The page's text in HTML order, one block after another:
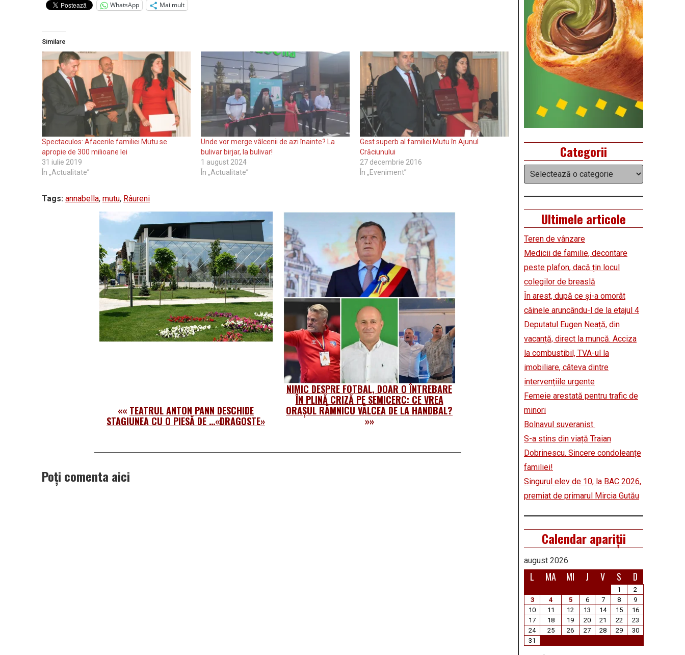
WhatsApp
Mai mult
Similare
Spectaculos: Afacerile familiei Mutu se
apropie de 300 milioane lei
31 iulie 2019
În „Actualitate”
Unde vor merge vâlcenii de azi înainte? La
bulivar birjar, la bulivar!
1 august 2024
În „Actualitate”
Gest superb al familiei Mutu în Ajunul
Crăciunului
27 decembrie 2016
În „Eveniment”
Tags: annabella, mutu, Râureni
«« TEATRUL ANTON PANN DESCHIDE
STAGIUNEA CU O PIESĂ DE …«DRAGOSTE»
NIMIC DESPRE FOTBAL, DOAR O ÎNTREBARE
ÎN PLINĂ CRIZĂ PE SEMICERC: CE VREA
ORAȘUL RÂMNICU VÂLCEA DE LA HANDBAL?
»»
Poți comenta aici
Categorii
Categorii
Ultimele articole
Teren de vânzare
Medicii de familie, decontare
peste plafon, dacă țin locul
colegilor de breaslă
În arest, după ce și-a omorât
câinele aruncându-l de la etajul 4
Deputatul Eugen Neață, din
vacanță, direct la muncă. Acciza
la combustibil, TVA-ul la
imobiliare, câteva dintre
intervențiile urgente
Femeie arestată pentru trafic de
minori
Bolnavul suveranist
S-a stins din viață Traian
Dobrinescu. Sincere condoleanțe
familiei!
Singurul elev de 10, la BAC 2026,
premiat de primarul Mircia Gutău
Calendar apariții
august 2026
L MA MI J V S D
1
2
3
4 5 6 7 8
9
10
11 12 13 14 15
16
17
18 19 20 21 22
23
24
25 26 27 28 29
30
31